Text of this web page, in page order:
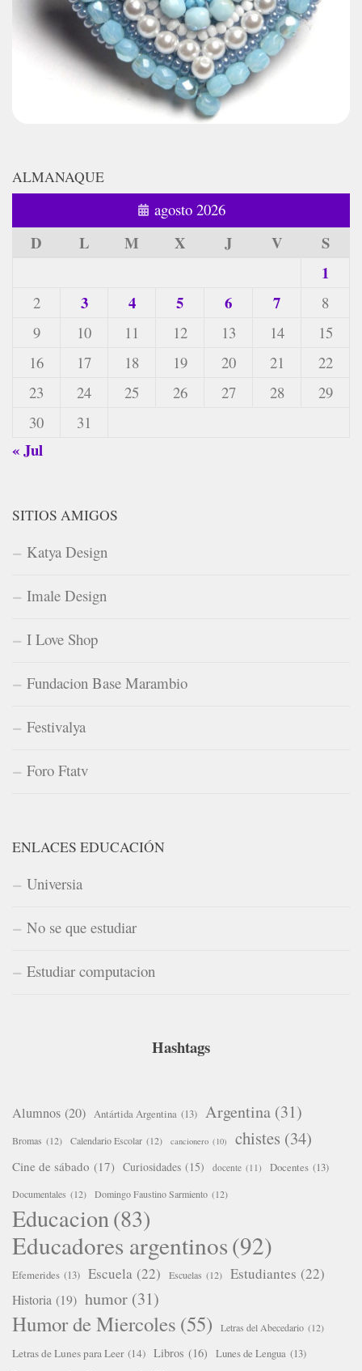
ALMANAQUE
agosto 2026
D L M X J V
S
1
2 3 4 5 6 7
8
9
10 11 12 13 14
15
16
17 18 19 20 21
22
23
24 25 26 27 28
29
30
31
« Jul
SITIOS AMIGOS
Katya Design
Imale Design
I Love Shop
Fundacion Base Marambio
Festivalya
Foro Ftatv
ENLACES EDUCACIÓN
Universia
No se que estudiar
Estudiar computacion
Hashtags
Alumnos (20) Antártida Argentina (13) Argentina (31)
Bromas (12) Calendario Escolar (12) cancionero (10) chistes (34)
Cine de sábado (17) Curiosidades (15) docente (11) Docentes (13)
Documentales (12) Domingo Faustino Sarmiento (12)
Educacion(83)
Educadores argentinos(92)
Efemerides (13) Escuela (22) Escuelas (12) Estudiantes (22)
Historia (19) humor (31)
Humor de Miercoles (55) Letras del Abecedario (12)
Letras de Lunes para Leer (14) Libros (16) Lunes de Lengua (13)